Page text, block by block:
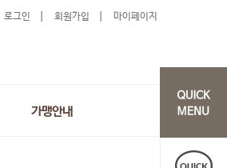
로그인 회원가입 마이페이지
가맹안내